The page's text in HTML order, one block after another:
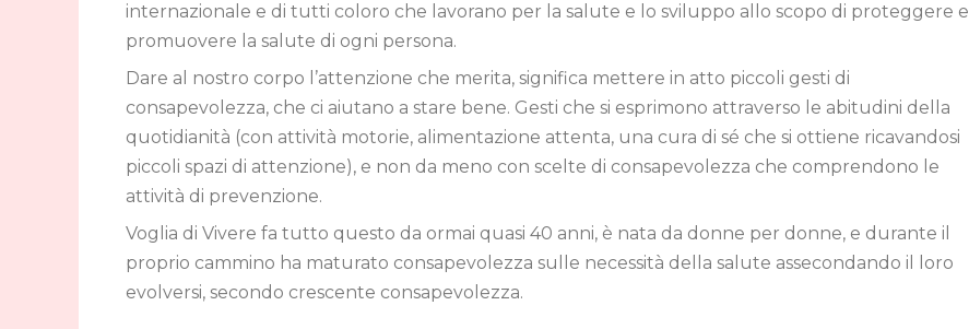
internazionale e di tutti coloro che lavorano per la salute e lo sviluppo allo scopo di proteggere e
promuovere la salute di ogni persona.
Dare al nostro corpo l’attenzione che merita, significa mettere in atto piccoli gesti di
consapevolezza, che ci aiutano a stare bene. Gesti che si esprimono attraverso le abitudini della
quotidianità (con attività motorie, alimentazione attenta, una cura di sé che si ottiene ricavandosi
piccoli spazi di attenzione), e non da meno con scelte di consapevolezza che comprendono le
attività di prevenzione.
Voglia di Vivere fa tutto questo da ormai quasi 40 anni, è nata da donne per donne, e durante il
proprio cammino ha maturato consapevolezza sulle necessità della salute assecondando il loro
evolversi, secondo crescente consapevolezza.